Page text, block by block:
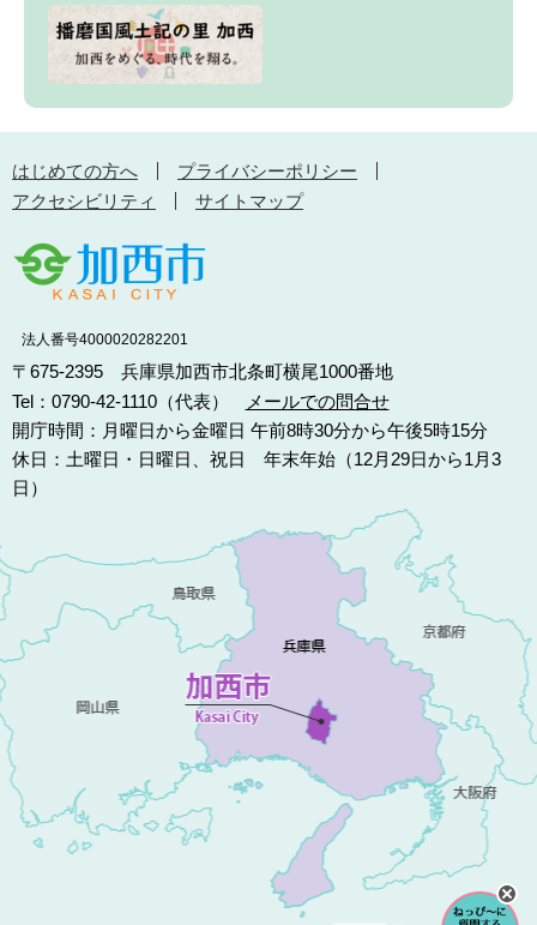
はじめての方へ
プライバシーポリシー
アクセシビリティ
サイトマップ
法人番号4000020282201
〒675-2395 兵庫県加西市北条町横尾1000番地
Tel：0790-42-1110（代表）
メールでの問合せ
開庁時間：月曜日から金曜日 午前8時30分から午後5時15分
休日：土曜日・日曜日、祝日 年末年始（12月29日から1月3
日）